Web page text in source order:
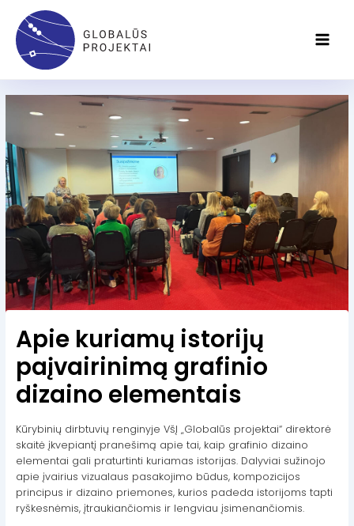
prie
turinio
Apie kuriamų istorijų
paįvairinimą grafinio
dizaino elementais
Kūrybinių dirbtuvių renginyje VšĮ „Globalūs projektai“ direktorė
skaitė įkvepiantį pranešimą apie tai, kaip grafinio dizaino
elementai gali praturtinti kuriamas istorijas. Dalyviai sužinojo
apie įvairius vizualaus pasakojimo būdus, kompozicijos
principus ir dizaino priemones, kurios padeda istorijoms tapti
ryškesnėmis, įtraukiančiomis ir lengviau įsimenančiomis.